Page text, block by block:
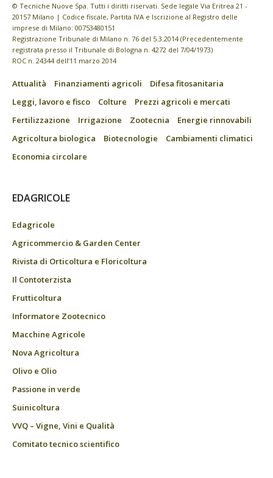
© Tecniche Nuove Spa. Tutti i diritti riservati. Sede legale Via Eritrea 21 -
20157 Milano | Codice fiscale, Partita IVA e Iscrizione al Registro delle
imprese di Milano: 00753480151
Registrazione Tribunale di Milano n. 76 del 5.3.2014 (Precedentemente
registrata presso il Tribunale di Bologna n. 4272 del 7/04/1973)
ROC n. 24344 dell’11 marzo 2014
Attualità Finanziamenti agricoli
Difesa fitosanitaria
Leggi, lavoro e fisco
Colture
Prezzi agricoli e mercati
Fertilizzazione
Irrigazione Zootecnia
Energie rinnovabili
Agricoltura biologica
Biotecnologie
Cambiamenti climatici
Economia circolare
EDAGRICOLE
Edagricole
Agricommercio & Garden Center
Rivista di Orticoltura e Floricoltura
Il Contoterzista
Frutticoltura
Informatore Zootecnico
Macchine Agricole
Nova Agricoltura
Olivo e Olio
Passione in verde
Suinicoltura
VVQ – Vigne, Vini e Qualità
Comitato tecnico scientifico